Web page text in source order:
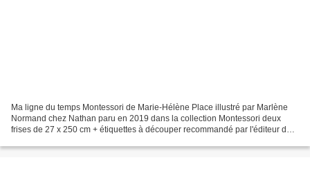
Ma ligne du temps Montessori de Marie-Hélène Place illustré par Marlène
Normand chez Nathan paru en 2019 dans la collection Montessori deux
frises de 27 x 250 cm + étiquettes à découper recommandé par l'éditeur dès